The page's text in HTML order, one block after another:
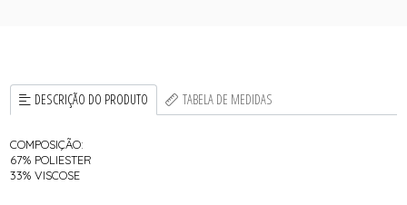
DESCRIÇÃO DO PRODUTO TABELA DE MEDIDAS
COMPOSIÇÃO:
67% POLIESTER
33% VISCOSE